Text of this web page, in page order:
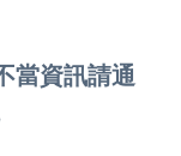
當資訊請通